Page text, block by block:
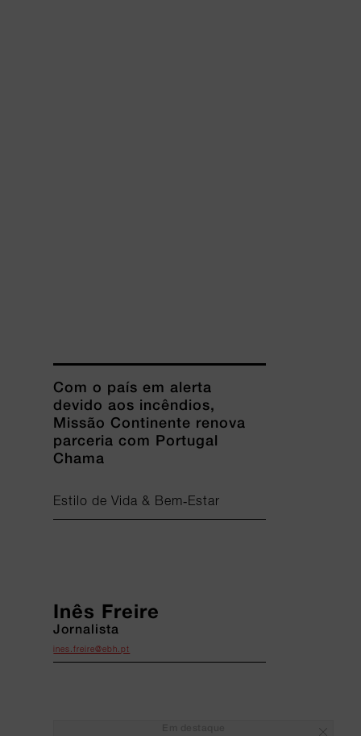
Com o país em alerta
devido aos incêndios,
Missão Continente renova
parceria com Portugal
Chama
Estilo de Vida & Bem-Estar
Inês Freire
Jornalista
ines.freire@ebh.pt